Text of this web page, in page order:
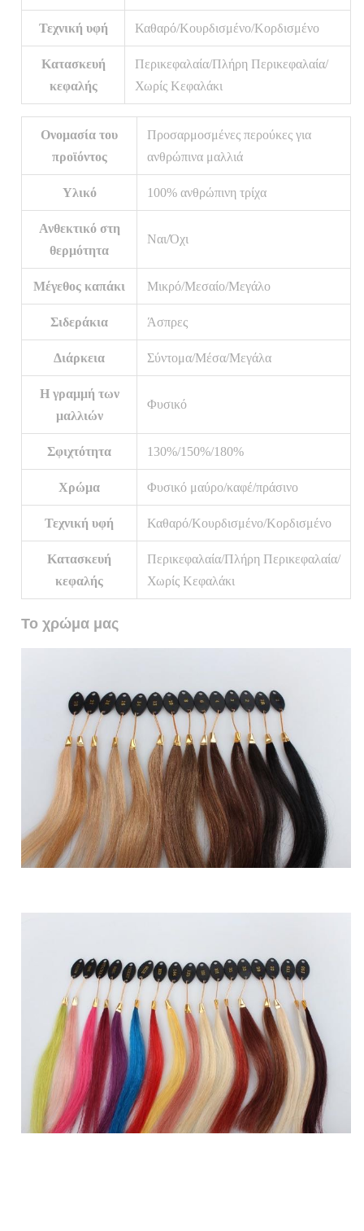
Τεχνική υφή Καθαρό/Κουρδισμένο/Κορδισμένο
Κατασκευή
κεφαλής
Περικεφαλαία/Πλήρη Περικεφαλαία/
Χωρίς Κεφαλάκι
Ονομασία του
προϊόντος
Προσαρμοσμένες περούκες για
ανθρώπινα μαλλιά
Υλικό 100% ανθρώπινη τρίχα
Ανθεκτικό στη
θερμότητα
Ναι/Όχι
Μέγεθος καπάκι Μικρό/Μεσαίο/Μεγάλο
Σιδεράκια Άσπρες
Διάρκεια Σύντομα/Μέσα/Μεγάλα
Η γραμμή των
μαλλιών
Φυσικό
Σφιχτότητα 130%/150%/180%
Χρώμα Φυσικό μαύρο/καφέ/πράσινο
Τεχνική υφή Καθαρό/Κουρδισμένο/Κορδισμένο
Κατασκευή
κεφαλής
Περικεφαλαία/Πλήρη Περικεφαλαία/
Χωρίς Κεφαλάκι
Το χρώμα μας